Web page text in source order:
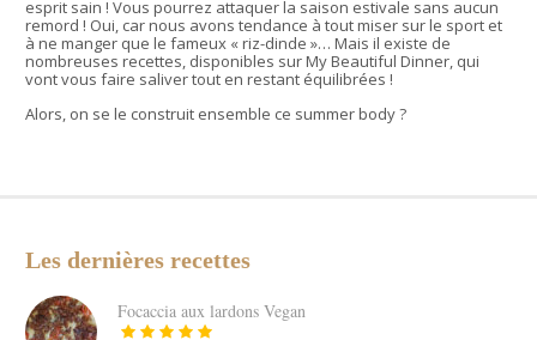
esprit sain ! Vous pourrez attaquer la saison estivale sans aucun
remord ! Oui, car nous avons tendance à tout miser sur le sport et
à ne manger que le fameux « riz-dinde »… Mais il existe de
nombreuses recettes, disponibles sur My Beautiful Dinner, qui
vont vous faire saliver tout en restant équilibrées !
Alors, on se le construit ensemble ce summer body ?
Les dernières recettes
Focaccia aux lardons Vegan